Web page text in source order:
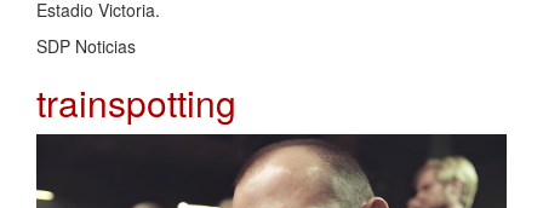
Estadio Victoria.
SDP Noticias
trainspotting